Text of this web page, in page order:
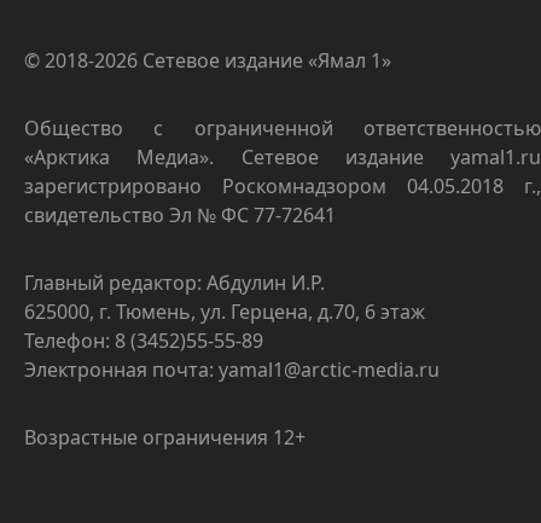
© 2018-2026 Сетевое издание «Ямал 1»
Общество с ограниченной ответственностью
«Арктика Медиа». Сетевое издание yamal1.ru
зарегистрировано Роскомнадзором 04.05.2018 г.,
свидетельство Эл № ФС 77-72641
Главный редактор: Абдулин И.Р.
625000, г. Тюмень, ул. Герцена, д.70, 6 этаж
Телефон: 8 (3452)55-55-89
Электронная почта: yamal1@arctic-media.ru
Возрастные ограничения 12+